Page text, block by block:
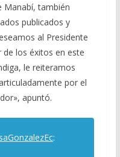
Manabí, también
publicados y
al Presidente
los éxitos en este
le reiteramos
por el
apuntó.
: